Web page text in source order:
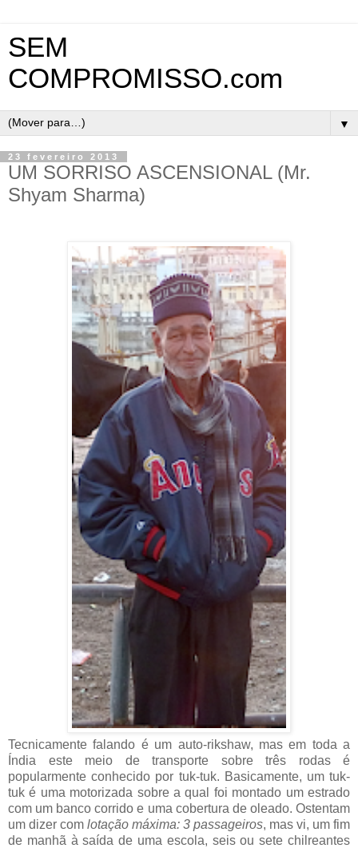
SEM
COMPROMISSO.com
▼
23 fevereiro 2013
UM SORRISO ASCENSIONAL (Mr.
Shyam Sharma)
Tecnicamente falando é um auto-rikshaw, mas em toda a
Índia este meio de transporte sobre três rodas é
popularmente conhecido por tuk-tuk. Basicamente, um tuk-
tuk é uma motorizada sobre a qual foi montado um estrado
com um banco corrido e uma cobertura de oleado. Ostentam
um dizer com lotação máxima: 3 passageiros, mas vi, um fim
de manhã à saída de uma escola, seis ou sete chilreantes